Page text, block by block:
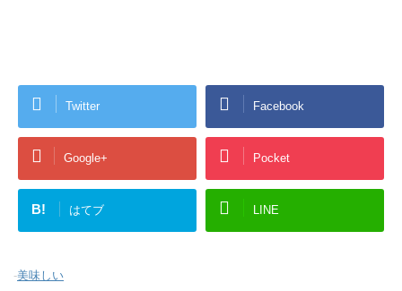
Twitter Facebook
Google+ Pocket
B! はてブ LINE
-美味しい